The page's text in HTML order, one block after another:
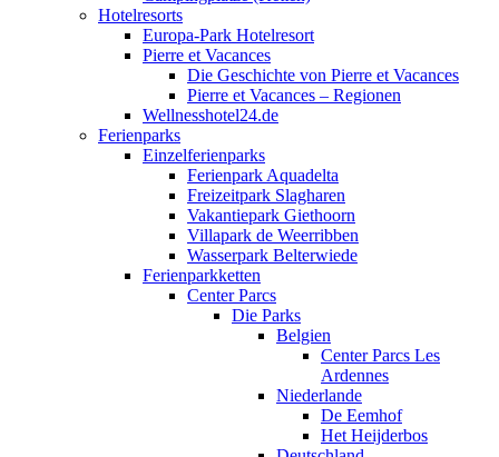
Hotelresorts
Europa-Park Hotelresort
Pierre et Vacances
Die Geschichte von Pierre et Vacances
Pierre et Vacances – Regionen
Wellnesshotel24.de
Ferienparks
Einzelferienparks
Ferienpark Aquadelta
Freizeitpark Slagharen
Vakantiepark Giethoorn
Villapark de Weerribben
Wasserpark Belterwiede
Ferienparkketten
Center Parcs
Die Parks
Belgien
Center Parcs Les
Ardennes
Niederlande
De Eemhof
Het Heijderbos